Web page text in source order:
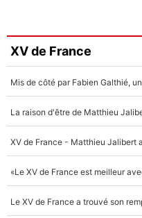
XV de France